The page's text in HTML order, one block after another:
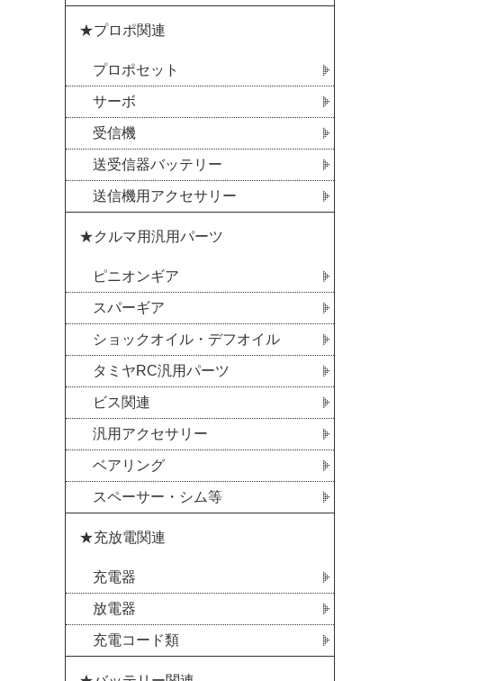
★プロポ関連
プロポセット
サーボ
受信機
送受信器バッテリー
送信機用アクセサリー
★クルマ用汎用パーツ
ピニオンギア
スパーギア
ショックオイル・デフオイル
タミヤRC汎用パーツ
ビス関連
汎用アクセサリー
ベアリング
スペーサー・シム等
★充放電関連
充電器
放電器
充電コード類